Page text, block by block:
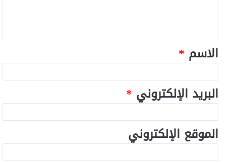
الاسم *
البريد الإلكتروني *
الموقع الإلكتروني